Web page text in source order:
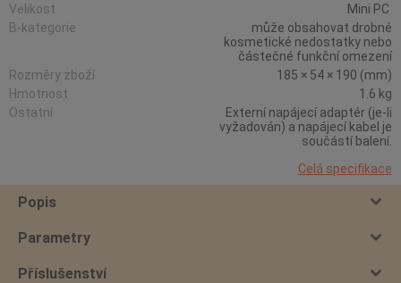
Velikost
Mini PC
B-kategorie
může obsahovat drobné
kosmetické nedostatky nebo
částečné funkční omezení
Rozměry zboží
185 × 54 × 190 (mm)
Hmotnost
1.6 kg
Ostatní
Externí napájecí adaptér (je-li
vyžadován) a napájecí kabel je
součástí balení.
Celá specifikace
Popis
Parametry
Příslušenství